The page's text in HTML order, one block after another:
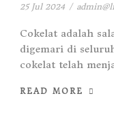
25 Jul 2024 /
Cokelat adalah
digemari di
cokelat telah
READ MORE